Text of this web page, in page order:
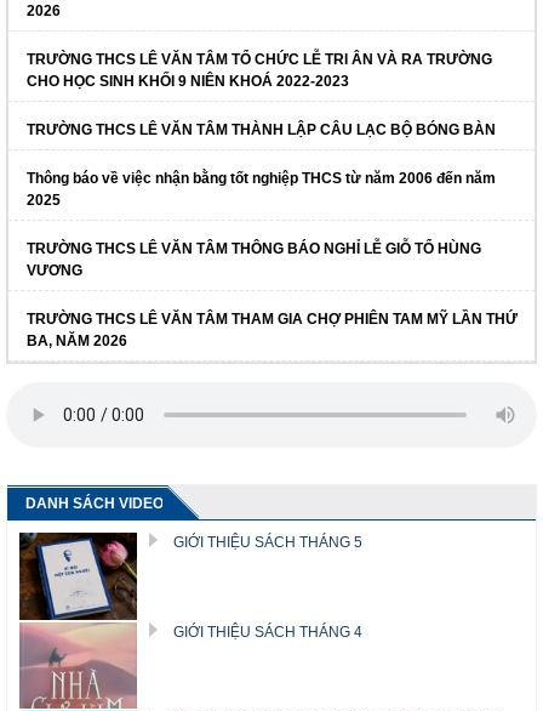
2026
TRƯỜNG THCS LÊ VĂN TÂM TỔ CHỨC LỄ TRI ÂN VÀ RA TRƯỜNG
CHO HỌC SINH KHỐI 9 NIÊN KHOÁ 2022-2023
TRƯỜNG THCS LÊ VĂN TÂM THÀNH LẬP CÂU LẠC BỘ BÓNG BÀN
Thông báo về việc nhận bằng tốt nghiệp THCS từ năm 2006 đến năm
2025
TRƯỜNG THCS LÊ VĂN TÂM THÔNG BÁO NGHỈ LỄ GIỖ TỔ HÙNG
VƯƠNG
TRƯỜNG THCS LÊ VĂN TÂM THAM GIA CHỢ PHIÊN TAM MỸ LẦN THỨ
BA, NĂM 2026
DANH SÁCH VIDEO
GIỚI THIỆU SÁCH THÁNG 5
GIỚI THIỆU SÁCH THÁNG 4